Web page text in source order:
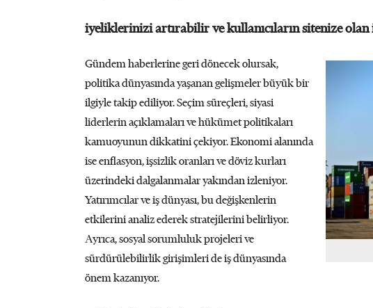
iyeliklerinizi artırabilir ve kullanıcıların sitenize
Gündem haberlerine geri dönecek olursak,
politika dünyasında yaşanan gelişmeler büyük bir
ilgiyle takip ediliyor. Seçim süreçleri, siyasi
liderlerin açıklamaları ve hükümet politikaları
kamuoyunun dikkatini çekiyor. Ekonomi alanında
ise enflasyon, işsizlik oranları ve döviz kurları
üzerindeki dalgalanmalar yakından izleniyor.
Yatırımcılar ve iş dünyası, bu değişkenlerin
etkilerini analiz ederek stratejilerini belirliyor.
Ayrıca, sosyal sorumluluk projeleri ve
sürdürülebilirlik girişimleri de iş dünyasında
önem kazanıyor.